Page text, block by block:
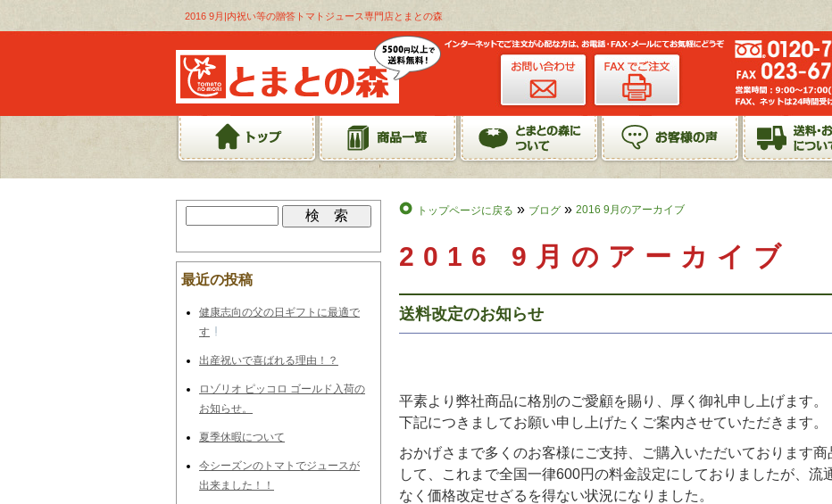
2016 9月|内祝い等の贈答トマトジュース専門店とまとの森
トップページに戻る » ブログ » 2016 9月のアーカイブ
2016 9月のアーカイブ
送料改定のお知らせ
平素より弊社商品に格別のご愛顧を賜り、厚く御礼申し上げます。
下記につきましてお願い申し上げたくご案内させていただきます。
おかげさまで多くのお客様にご支持、ご購入いただいております
して、これまで全国一律600円の料金設定にしておりましたが、流
なく価格改定せざるを得ない状況になりました。
最近の投稿
健康志向の父の日ギフトに最適で
す
出産祝いで喜ばれる理由！？
ロゾリオ ピッコロ ゴールド入荷の
お知らせ。
夏季休暇について
今シーズンのトマトでジュースが
出来ました！！